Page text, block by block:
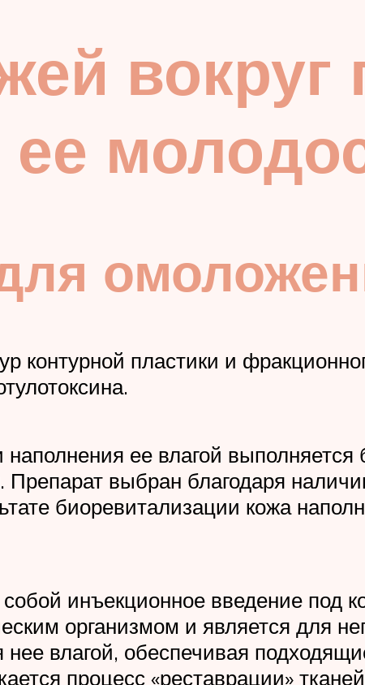
вокруг
контурной пластики и
наполнения ее влагой
выбран благодаря
биоревитализации кожа
инъекционное введение под
организмом и является для
влагой, обеспечивая
процесс «реставрации»